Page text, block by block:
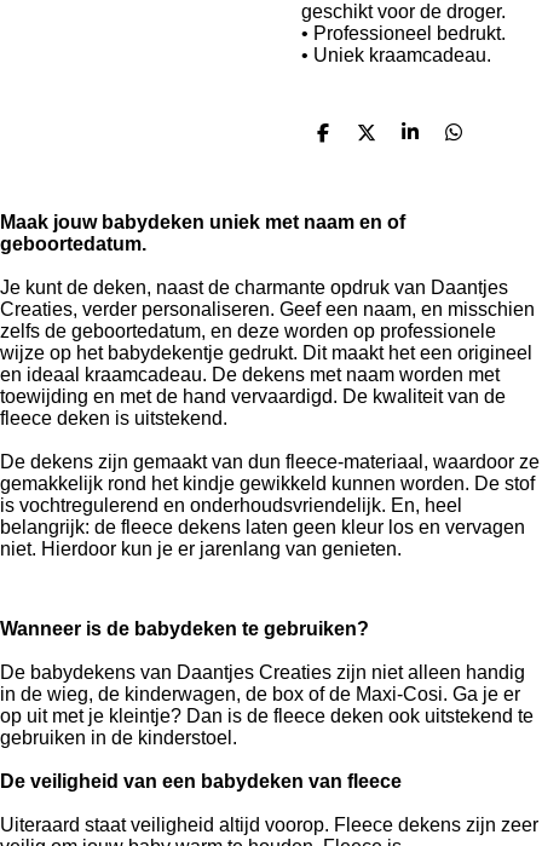
geschikt voor de droger.
• Professioneel bedrukt.
• Uniek kraamcadeau.
D
n
D
S
D
Maak jouw babydeken uniek met naam en of
geboortedatum.
Je kunt de deken, naast de charmante opdruk van Daantjes
Creaties, verder personaliseren. Geef een naam, en misschien
zelfs de geboortedatum, en deze worden op professionele
wijze op het babydekentje gedrukt. Dit maakt het een origineel
en ideaal kraamcadeau. De dekens met naam worden met
toewijding en met de hand vervaardigd. De kwaliteit van de
fleece deken is uitstekend.
De dekens zijn gemaakt van dun fleece-materiaal, waardoor ze
gemakkelijk rond het kindje gewikkeld kunnen worden. De stof
is vochtregulerend en onderhoudsvriendelijk. En, heel
belangrijk: de fleece dekens laten geen kleur los en vervagen
niet. Hierdoor kun je er jarenlang van genieten.
Wanneer is de babydeken te gebruiken?
De babydekens van Daantjes Creaties zijn niet alleen handig
in de wieg, de kinderwagen, de box of de Maxi-Cosi. Ga je er
op uit met je kleintje? Dan is de fleece deken ook uitstekend te
gebruiken in de kinderstoel.
De veiligheid van een babydeken van fleece
Uiteraard staat veiligheid altijd voorop. Fleece dekens zijn zeer